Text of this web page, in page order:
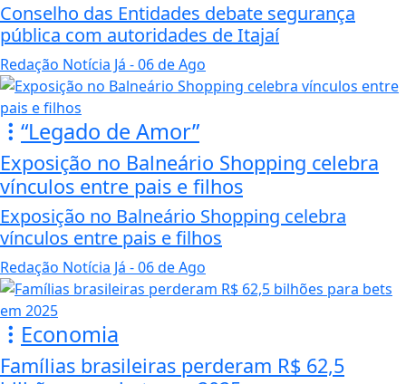
Conselho das Entidades debate segurança
pública com autoridades de Itajaí
Redação Notícia Já - 06 de Ago
“Legado de Amor”
Exposição no Balneário Shopping celebra
vínculos entre pais e filhos
Exposição no Balneário Shopping celebra
vínculos entre pais e filhos
Redação Notícia Já - 06 de Ago
Economia
Famílias brasileiras perderam R$ 62,5